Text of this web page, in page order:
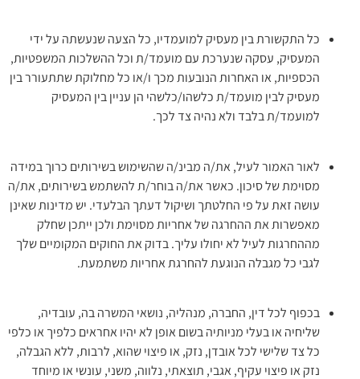
כל התקשורת בין מעסיק למועמדיו, כל הצעה שנעשתה על ידי
המעסיק, עסקה שנערכת עם מועמד/ת וכל ההשלכות המשפטיות,
הכספיות, או האחרות הנובעות מכך ו/או כל מחלוקת שתתעורר בין
מעסיק לבין מועמד/ת כלשהו/כלשהי הן עניין בין המעסיק
למועמד/ת בלבד ולא נהיה צד לכך.
לאור האמור לעיל, את/ה מבינ/ה שהשימוש בשירותים כרוך במידה
מסוימת של סיכון. כאשר את/ה בוחר/ת להשתמש בשירותים, את/ה
עושה זאת על פי החלטתך ושיקול דעתך הבלעדי. יש מדינות שאינן
מאפשרות את ההחרגה של אחריות מסוימת ולכן ייתכן שחלק
מההחרגות לעיל לא יחולו עליך. בדוק את החוקים המקומיים שלך
לגבי כל מגבלה הנוגעת להחרגת אחריות משתמעת.
בכפוף לכל דין, החברה, מנהליה, נושאי המשרה בה, עובדיה,
שליחיה או בעלי מניותיה בשום אופן לא יהיו אחראים כלפיך או כלפי
כל צד שלישי לכל אובדן, נזק, או פיצוי שהוא, לרבות, ללא הגבלה,
נזק או פיצוי עקיף, אגבי, תוצאתי, נלווה, משני, עונשי או מיוחד